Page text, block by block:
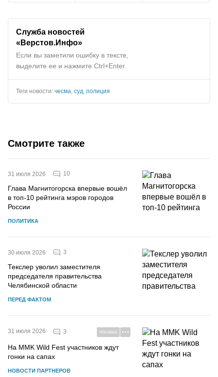
Служба новостей
«Верстов.Инфо»
Если вы заметили ошибку в тексте,
выделите ее и нажмите Ctrl+Enter
Теги новости: чесма суд полиция
Смотрите также
31 июля 2026 10
Глава Магнитогорска впервые вошёл
в топ-10 рейтинга мэров городов
России
ПОЛИТИКА
30 июля 2026 3
Текслер уволил заместителя
председателя правительства
Челябинской области
ПЕРЕД ФАКТОМ
31 июля 2026 3 РЕКЛАМА
На MMK Wild Fest участников ждут
гонки на сапах
НОВОСТИ ПАРТНЕРОВ